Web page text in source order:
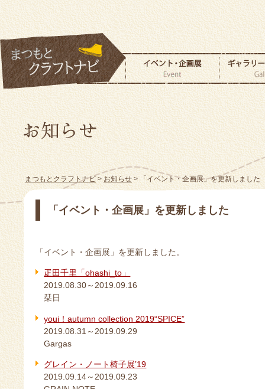
まつもとクラフトナビ>お知らせ> 「イベント・企画展」を更新しました
「イベント・企画展」を更新しました
「イベント・企画展」を更新しました。
疋田千里「ohashi_to」
2019.08.30～2019.09.16
栞日
youi！autumn collection 2019“SPICE”
2019.08.31～2019.09.29
Gargas
グレイン・ノート椅子展’19
2019.09.14～2019.09.23